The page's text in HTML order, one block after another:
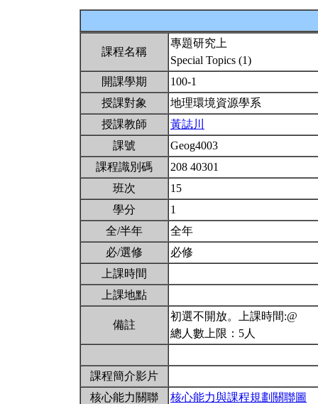
課程名稱
專題研究上
Special Topics (1)
開課學期
100-1
授課對象
地理環境資源學系
授課教師
黃誌川
課號
Geog4003
課程識別碼
208 40301
班次
15
學分
1
全/半年
全年
必/選修
必修
上課時間
上課地點
備註
初選不開放。上課時間:@
總人數上限：5人
課程簡介影片
核心能力關聯
核心能力與課程規劃關聯圖